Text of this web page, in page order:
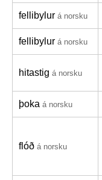
fellibylur á norsku
fellibylur á norsku
hitastig á norsku
þoka á norsku
flóð á norsku